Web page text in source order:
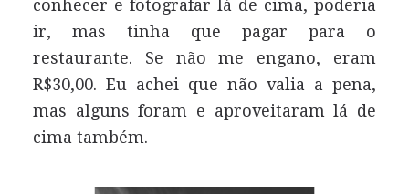
conhecer e fotografar lá de cima, poderia
ir, mas tinha que pagar para o
restaurante. Se não me engano, eram
R$30,00. Eu achei que não valia a pena,
mas alguns foram e aproveitaram lá de
cima também.